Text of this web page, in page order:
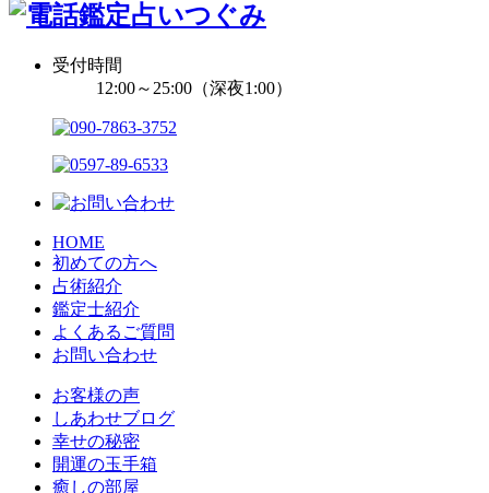
受付時間
12:00～25:00（深夜1:00）
HOME
初めての方へ
占術紹介
鑑定士紹介
よくあるご質問
お問い合わせ
お客様の声
しあわせブログ
幸せの秘密
開運の玉手箱
癒しの部屋